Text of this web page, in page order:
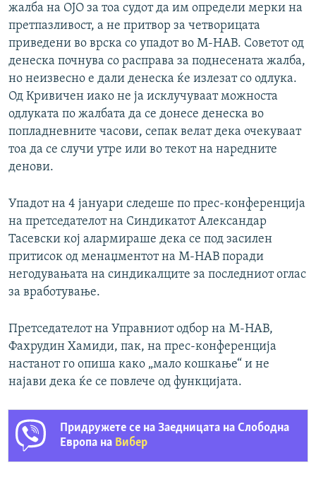
жалба на ОЈО за тоа судот да им определи мерки на
претпазливост, а не притвор за четворицата
приведени во врска со упадот во М-НАВ. Советот од
денеска почнува со расправа за поднесената жалба,
но неизвесно е дали денеска ќе излезат со одлука.
Од Кривичен иако не ја исклучуваат можноста
одлуката по жалбата да се донесе денеска во
попладневните часови, сепак велат дека очекуваат
тоа да се случи утре или во текот на наредните
денови.
Упадот на 4 јануари следеше по прес-конференција
на претседателот на Синдикатот Александар
Тасевски кој алармираше дека се под засилен
притисок од менаџментот на М-НАВ поради
негодувањата на синдикалците за последниот оглас
за вработување.
Претседателот на Управниот одбор на М-НАВ,
Фахрудин Хамиди, пак, на прес-конференција
настанот го опиша како „мало кошкање“ и не
најави дека ќе се повлече од функцијата.
Придружете се на Заедницата на Слободна
Европа на Вибер